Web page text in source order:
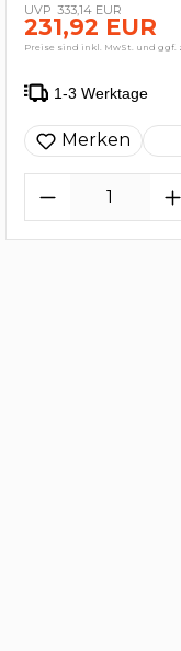
333,14 EUR
231,92 EUR
Preise sind inkl. MwSt. und ggf.
1-3 Werktage
Merken